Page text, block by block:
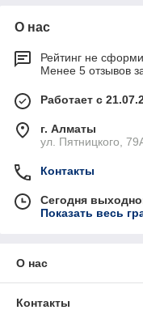
О нас
Рейтинг не
Менее 5 отзывов
Работает с
г. Алматы
ул. Пятницкого,
Контакты
Сегодня
Показать весь
О нас
Контакты